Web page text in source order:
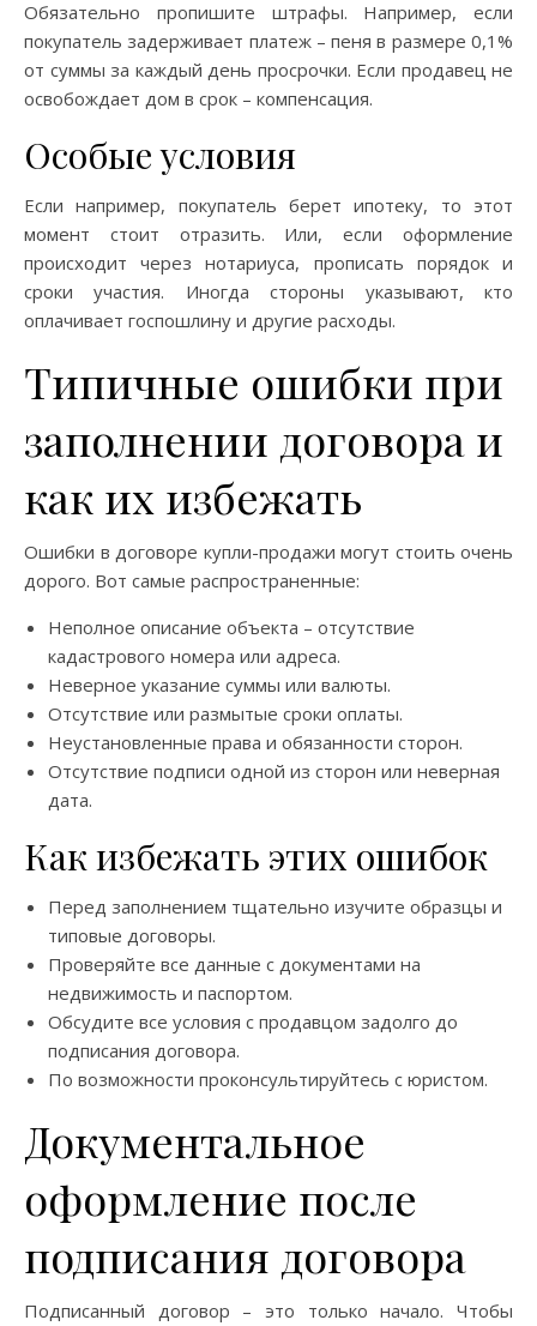
Обязательно пропишите штрафы. Например, если
покупатель задерживает платеж – пеня в размере 0,1%
от суммы за каждый день просрочки. Если продавец не
освобождает дом в срок – компенсация.
Особые условия
Если например, покупатель берет ипотеку, то этот
момент стоит отразить. Или, если оформление
происходит через нотариуса, прописать порядок и
сроки участия. Иногда стороны указывают, кто
оплачивает госпошлину и другие расходы.
Типичные ошибки при
заполнении договора и
как их избежать
Ошибки в договоре купли-продажи могут стоить очень
дорого. Вот самые распространенные:
Неполное описание объекта – отсутствие
кадастрового номера или адреса.
Неверное указание суммы или валюты.
Отсутствие или размытые сроки оплаты.
Неустановленные права и обязанности сторон.
Отсутствие подписи одной из сторон или неверная
дата.
Как избежать этих ошибок
Перед заполнением тщательно изучите образцы и
типовые договоры.
Проверяйте все данные с документами на
недвижимость и паспортом.
Обсудите все условия с продавцом задолго до
подписания договора.
По возможности проконсультируйтесь с юристом.
Документальное
оформление после
подписания договора
Подписанный договор – это только начало. Чтобы